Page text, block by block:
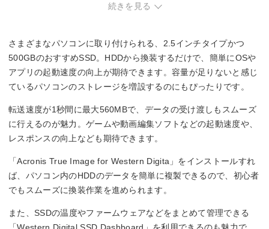
―
560 MB/s
書込速度
続きを見る
さまざまなパソコンに取り付けられる、2.5インチタイプかつ
500GBのおすすめSSD。HDDから換装するだけで、簡単にOSや
アプリの起動速度の向上が期待できます。容量が足りないと感じ
ているパソコンのストレージを増設するのにもぴったりです。
転送速度が1秒間に最大560MBで、データの受け渡しもスムーズ
に行えるのが魅力。ゲームや動画編集ソフトなどの起動速度や、
レスポンスの向上なども期待できます。
「Acronis True Image for Western Digita」をインストールすれ
ば、パソコン内のHDDのデータを簡単に複製できるので、初心者
でもスムーズに換装作業を進められます。
また、SSDの温度やファームウェアなどをまとめて管理できる
「Western Digital SSD Dashboard」を利用できるのも魅力で